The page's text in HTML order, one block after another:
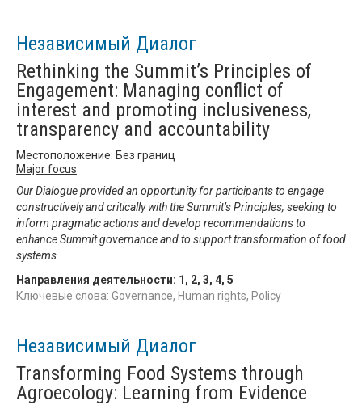
Независимый Диалог
Rethinking the Summit’s Principles of
Engagement: Managing conflict of
interest and promoting inclusiveness,
transparency and accountability
Местоположение: Без границ
Major focus
Our Dialogue provided an opportunity for participants to engage
constructively and critically with the Summit’s Principles, seeking to
inform pragmatic actions and develop recommendations to
enhance Summit governance and to support transformation of food
systems.
Направления деятельности: 1 , 2, 3, 4, 5
Ключевые слова: Governance, Human rights, Policy
Независимый Диалог
Transforming Food Systems through
Agroecology: Learning from Evidence